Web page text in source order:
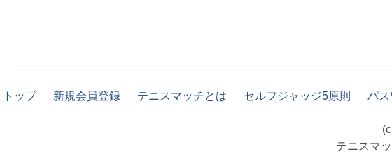
トップ 新規会員登録 テニスマッチとは セルフジャッジ5原則 パス
テニスマ